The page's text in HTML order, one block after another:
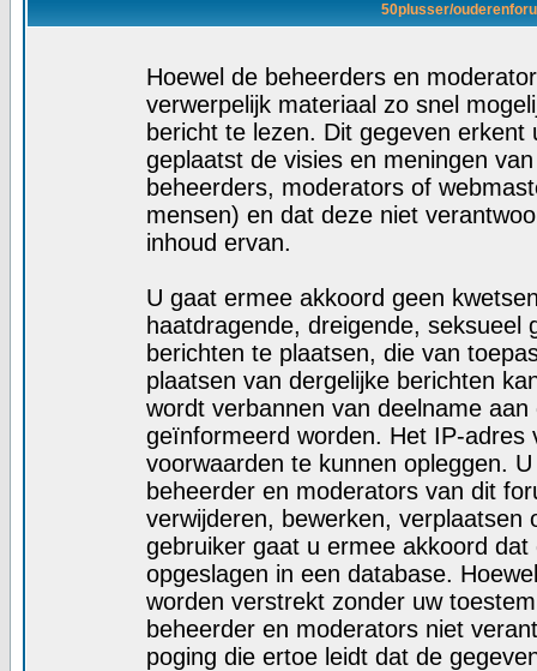
50plusser/
Hoewel de beheerders en
verwerpelijk materiaal zo snel
bericht te lezen. Dit gegeven
geplaatst de visies en meningen
beheerders, moderators of
mensen) en dat deze niet
inhoud ervan.
U gaat ermee akkoord geen
haatdragende, dreigende, seksueel
berichten te plaatsen, die van
plaatsen van dergelijke berichten
wordt verbannen van deelname
geïnformeerd worden. Het IP-adres
voorwaarden te kunnen opleggen.
beheerder en moderators van dit
verwijderen, bewerken, verplaatsen
gebruiker gaat u ermee akkoord
opgeslagen in een database.
worden verstrekt zonder uw
beheerder en moderators niet
poging die ertoe leidt dat de